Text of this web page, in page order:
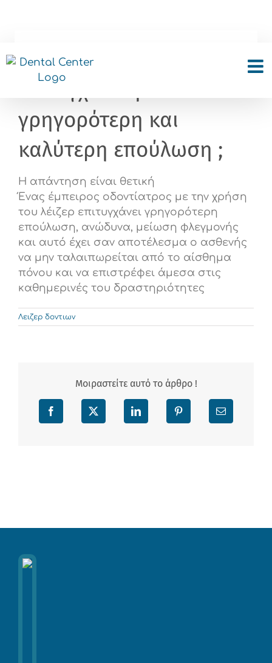
Με τα laser δοντιών
επιτυγχάνουμε
γρηγορότερη και
καλύτερη επούλωση ;
Η απάντηση είναι θετική
Ένας έμπειρος οδοντίατρος με την χρήση
του λέιζερ επιτυγχάνει γρηγορότερη
επούλωση, ανώδυνα, μείωση φλεγμονής
και αυτό έχει σαν αποτέλεσμα ο ασθενής
να μην ταλαιπωρείται από το αίσθημα
πόνου και να επιστρέφει άμεσα στις
καθημερινές του δραστηριότητες
Λειζερ δοντιων
Μοιραστείτε αυτό το άρθρο !
Facebook X LinkedIn Pinterest Email